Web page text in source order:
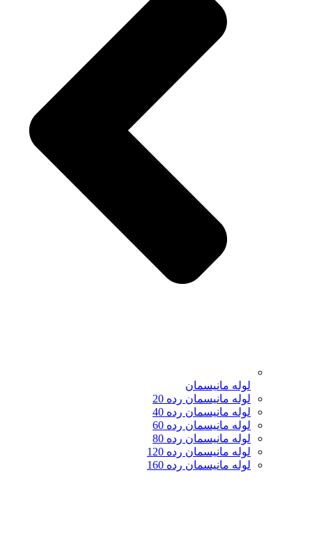
لوله مانیسمان
لوله مانیسمان رده 20
لوله مانیسمان رده 40
لوله مانیسمان رده 60
لوله مانیسمان رده 80
لوله مانیسمان رده 120
لوله مانیسمان رده 160